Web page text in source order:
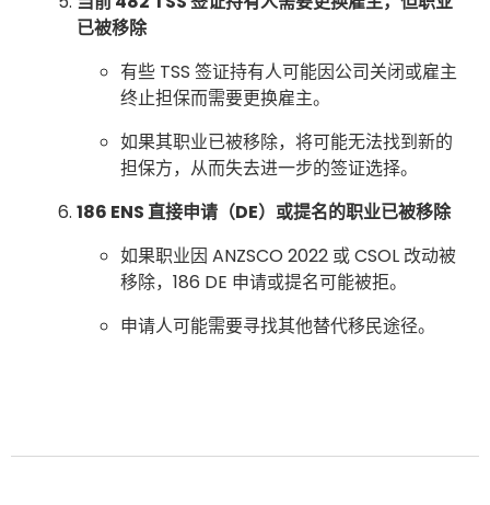
已被移除
有些 TSS 签证持有人可能因公司关闭或雇主
终止担保而需要更换雇主。
如果其职业已被移除，将可能无法找到新的
担保方，从而失去进一步的签证选择。
186 ENS 直接申请（DE）或提名的职业已被移除
如果职业因 ANZSCO 2022 或 CSOL 改动被
移除，186 DE 申请或提名可能被拒。
申请人可能需要寻找其他替代移民途径。